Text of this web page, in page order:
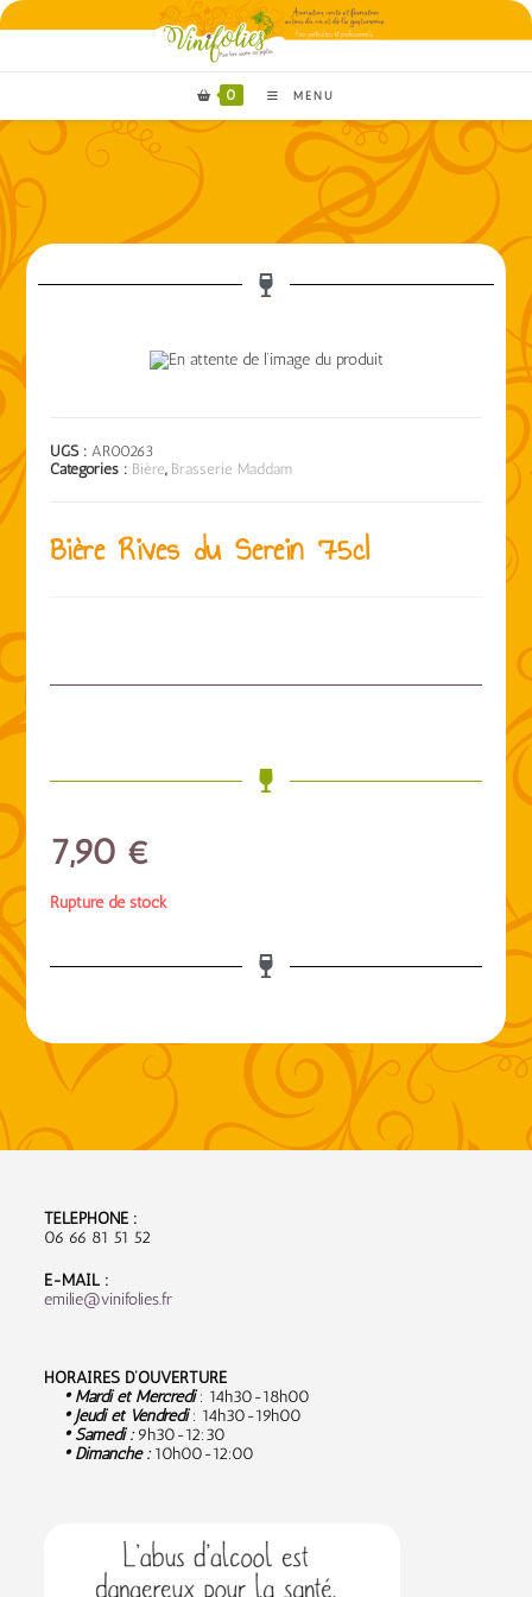
0 MENU
UGS :AR00263
Catégories : Bière, Brasserie Maddam
Bière Rives du Serein 75cl
7,90 €
Rupture de stock
TÉLÉPHONE :
06 66 81 51 52
E-MAIL :
emilie@vinifolies.fr
HORAIRES D’OUVERTURE
• Mardi et Mercredi: 14h30-18h00
• Jeudi et Vendredi: 14h30-19h00
• Samedi :9h30-12:30
• Dimanche :10h00-12:00